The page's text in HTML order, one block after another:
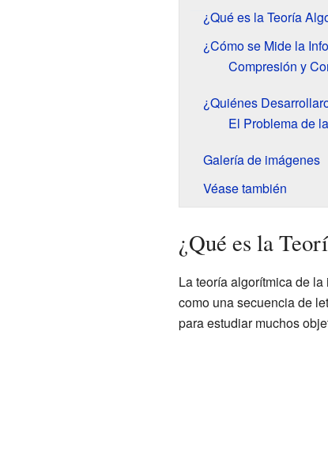
¿Qué es la Teoría
¿Cómo se Mide la
Compresión y
¿Quiénes
El Problema de
Galería de imágenes
Véase también
¿Qué es la
La teoría algorítmica de
como una secuencia de
para estudiar muchos